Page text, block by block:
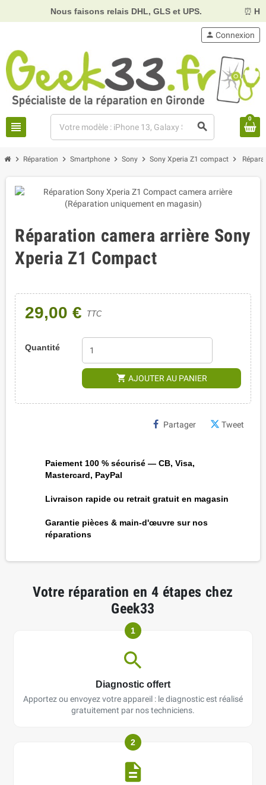
Nous faisons relais DHL, GLS et UPS. Horaires :
view_headline search
person Connexion
0
chevron_right Réparation chevron_right Smartphone chevron_right Sony chevron_right Sony Xperia Z1 compact chevron_right
Réparation camera arrière Sony
Xperia Z1 Compact
29,00 € TTC
Quantité
shopping_cart AJOUTER AU PANIER
Partager Tweet
Paiement 100 % sécurisé — CB, Visa,
Mastercard, PayPal
Livraison rapide ou retrait gratuit en magasin
Garantie pièces & main-d'œuvre sur nos
réparations
Votre réparation en 4 étapes chez
Geek33
1
Diagnostic offert
Apportez ou envoyez votre appareil : le diagnostic est réalisé
gratuitement par nos techniciens.
2